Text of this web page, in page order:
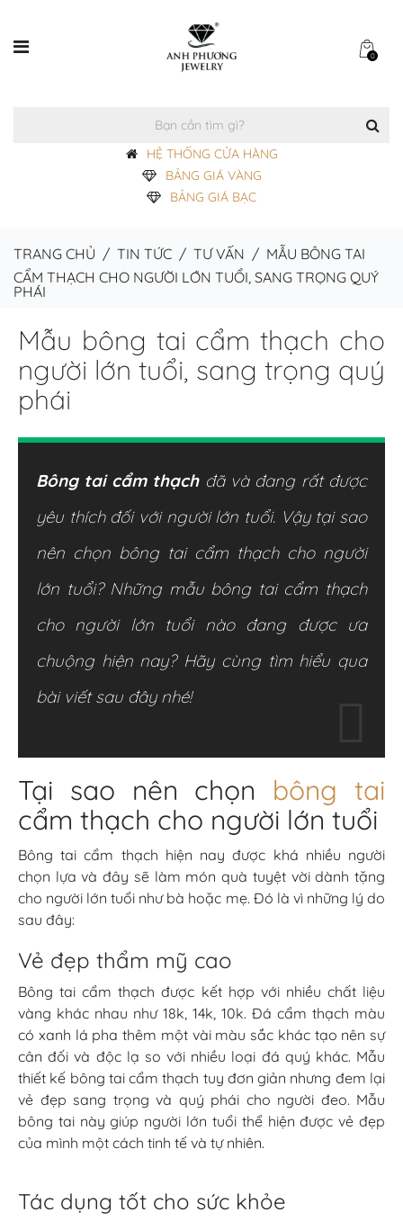
0
HỆ THỐNG CỬA HÀNG
BẢNG GIÁ VÀNG
BẢNG GIÁ BẠC
TRANG CHỦ / TIN TỨC / TƯ VẤN / MẪU BÔNG TAI
CẨM THẠCH CHO NGƯỜI LỚN TUỔI, SANG TRỌNG QUÝ
PHÁI
Mẫu bông tai cẩm thạch cho
người lớn tuổi, sang trọng quý
phái
Bông tai cẩm thạchđã và đang rất được
yêu thích đối với người lớn tuổi. Vậy tại sao
nên chọn bông tai cẩm thạch cho người
lớn tuổi? Những mẫu bông tai cẩm thạch
cho người lớn tuổi nào đang được ưa
chuộng hiện nay? Hãy cùng tìm hiểu qua
bài viết sau đây nhé!
Tại sao nên chọn bông tai
cẩm thạch cho người lớn tuổi
Bông tai cẩm thạch hiện nay được khá nhiều người
chọn lựa và đây sẽ làm món quà tuyệt vời dành tặng
cho người lớn tuổi như bà hoặc mẹ. Đó là vì những lý do
sau đây:
Vẻ đẹp thẩm mỹ cao
Bông tai cẩm thạch được kết hợp với nhiều chất liệu
vàng khác nhau như 18k, 14k, 10k. Đá cẩm thạch màu
có xanh lá pha thêm một vài màu sắc khác tạo nên sự
cân đối và độc lạ so với nhiều loại đá quý khác. Mẫu
thiết kế bông tai cẩm thạch tuy đơn giản nhưng đem lại
vẻ đẹp sang trọng và quý phái cho người đeo. Mẫu
bông tai này giúp người lớn tuổi thể hiện được vẻ đẹp
của mình một cách tinh tế và tự nhiên.
Tác dụng tốt cho sức khỏe